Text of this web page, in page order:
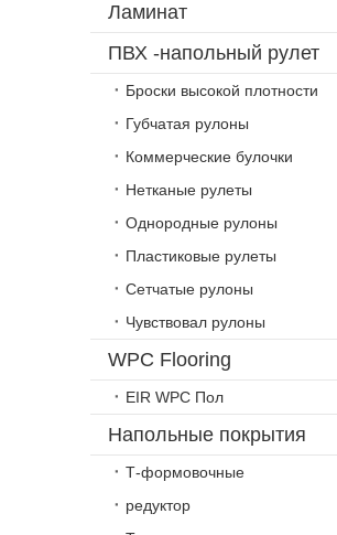
Ламинат
ПВХ -напольный рулет
Броски высокой плотности
Губчатая рулоны
Коммерческие булочки
Нетканые рулеты
Однородные рулоны
Пластиковые рулеты
Сетчатые рулоны
Чувствовал рулоны
WPC Flooring
EIR WPC Пол
Напольные покрытия
Т-формовочные
редуктор